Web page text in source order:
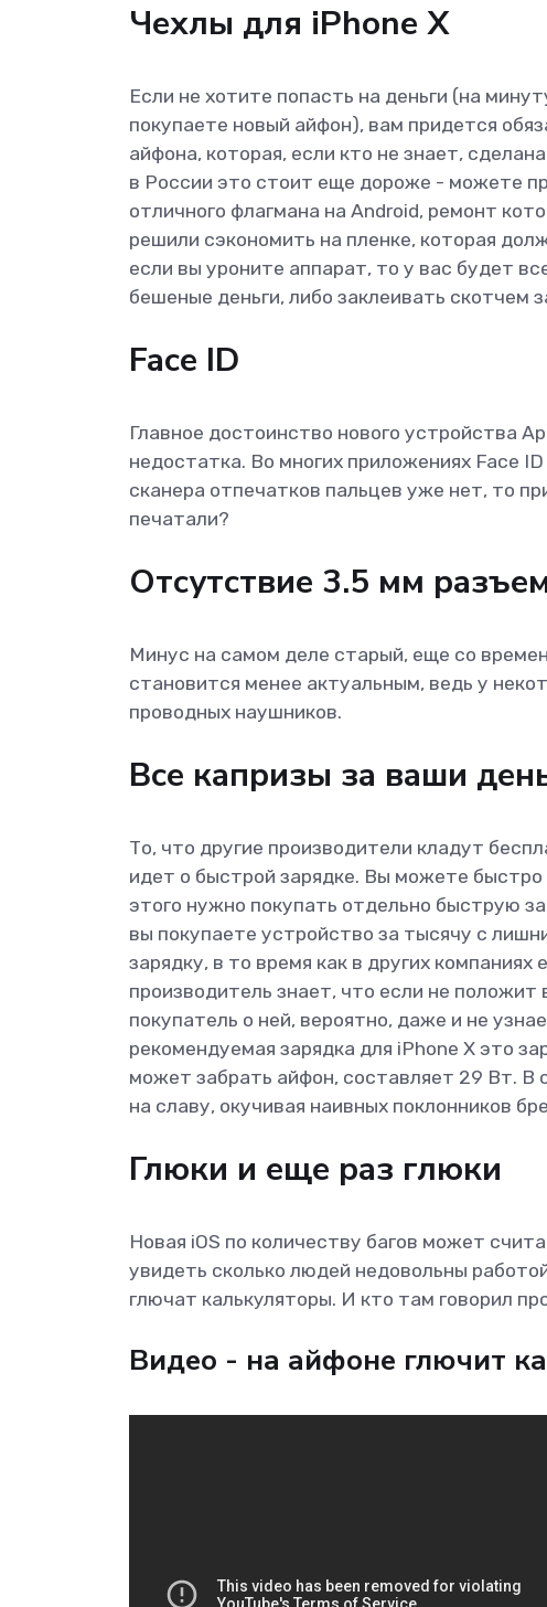
Чехлы для iPhone X
Если не хотите попасть на деньги (на
покупаете новый айфон), вам придется
айфона, которая, если кто не знает,
в России это стоит еще дороже - можете
отличного флагмана на Android, ремонт
решили сэкономить на пленке, которая
если вы уроните аппарат, то у вас будет
бешеные деньги, либо заклеивать
Face ID
Главное достоинство нового устройства
недостатка. Во многих приложениях Face
сканера отпечатков пальцев уже нет, то
печатали?
Отсутствие 3.5 мм
Минус на самом деле старый, еще со
становится менее актуальным, ведь у
проводных наушников.
Все капризы за ваши
То, что другие производители кладут
идет о быстрой зарядке. Вы можете быстро
этого нужно покупать отдельно быструю
вы покупаете устройство за тысячу с
зарядку, в то время как в других
производитель знает, что если не
покупатель о ней, вероятно, даже и не
рекомендуемая зарядка для iPhone X это
может забрать айфон, составляет 29 Вт. В
на славу, окучивая наивных поклонников
Глюки и еще раз глюки
Новая iOS по количеству багов может
увидеть сколько людей недовольны
глючат калькуляторы. И кто там говорил
Видео - на айфоне глючит